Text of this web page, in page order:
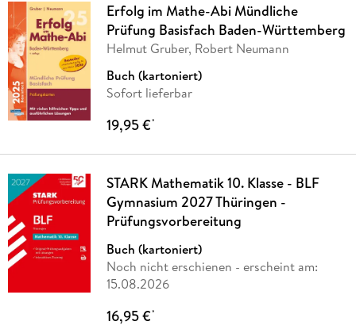
Erfolg im Mathe-Abi Mündliche
Prüfung Basisfach Baden-Württemberg
Helmut Gruber, Robert Neumann
Buch (kartoniert)
Sofort lieferbar
19,95 €*
STARK Mathematik 10. Klasse - BLF
Gymnasium 2027 Thüringen -
Prüfungsvorbereitung
Buch (kartoniert)
Noch nicht erschienen - erscheint am:
15.08.2026
16,95 €*